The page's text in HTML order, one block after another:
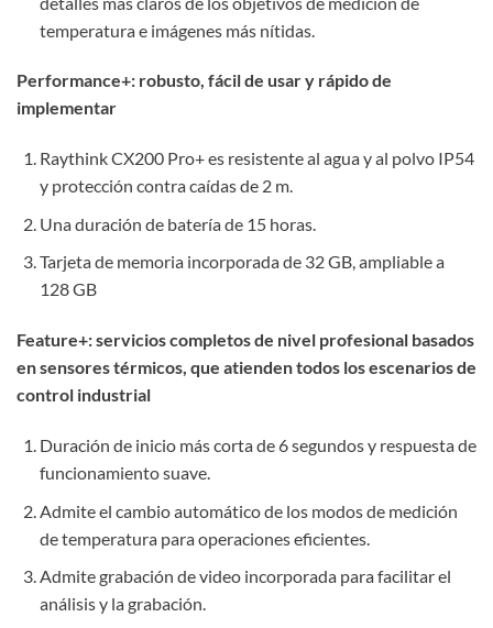
temperatura e imágenes más nítidas.
Performance+: robusto, fácil de usar y rápido de
implementar
Raythink CX200 Pro+ es resistente al agua y al polvo IP54
y protección contra caídas de 2 m.
Una duración de batería de 15 horas.
Tarjeta de memoria incorporada de 32 GB, ampliable a
128 GB
Feature+: servicios completos de nivel profesional basados
​​en sensores térmicos, que atienden todos los escenarios de
control industrial
Duración de inicio más corta de 6 segundos y respuesta de
funcionamiento suave.
Admite el cambio automático de los modos de medición
de temperatura para operaciones eficientes.
Admite grabación de video incorporada para facilitar el
análisis y la grabación.